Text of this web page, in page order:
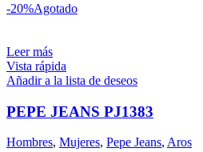
precio
-20%Agotado
Leer más
Vista rápida
Añadir a la lista de deseos
PEPE JEANS PJ1383
Hombres, Mujeres, Pepe Jeans, Aros